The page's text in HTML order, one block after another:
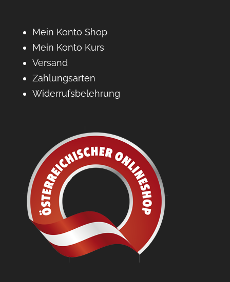
Mein Konto Shop
Mein Konto Kurs
Versand
Zahlungsarten
Widerrufsbelehrung